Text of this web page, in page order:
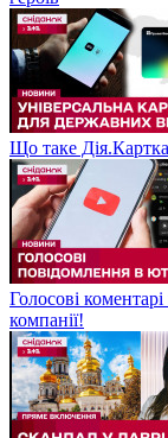
Що таке
Голосові
компанії!